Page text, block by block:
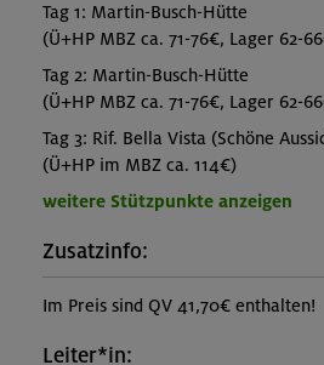
Tag 1: Martin-Busch-Hütte
(Ü+HP MBZ ca. 71-76€, Lager 62-
Tag 2: Martin-Busch-Hütte
(Ü+HP MBZ ca. 71-76€, Lager 62-
Tag 3: Rif. Bella Vista (Schöne
(Ü+HP im MBZ ca. 114€)
weitere Stützpunkte anzeigen
Zusatzinfo:
Im Preis sind QV 41,70€ enthalten!
Leiter*in: